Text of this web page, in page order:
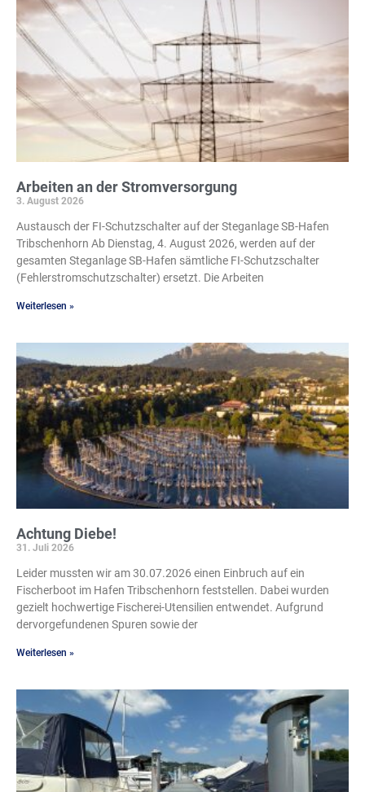
Arbeiten an der Stromversorgung
3. August 2026
Austausch der FI-Schutzschalter auf der Steganlage SB-Hafen
Tribschenhorn Ab Dienstag, 4. August 2026, werden auf der
gesamten Steganlage SB-Hafen sämtliche FI-Schutzschalter
(Fehlerstromschutzschalter) ersetzt. Die Arbeiten
Weiterlesen »
Achtung Diebe!
31. Juli 2026
Leider mussten wir am 30.07.2026 einen Einbruch auf ein
Fischerboot im Hafen Tribschenhorn feststellen. Dabei wurden
gezielt hochwertige Fischerei-Utensilien entwendet. Aufgrund
dervorgefundenen Spuren sowie der
Weiterlesen »